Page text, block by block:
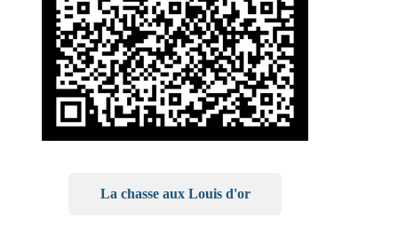
La chasse aux Louis d'or